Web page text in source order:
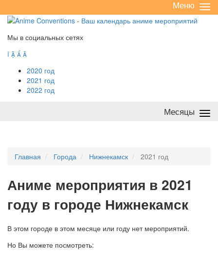
/
Меню
Мы в социальных сетях
   
2020 год
2021 год
2022 год
Месяцы
Главная Города Нижнекамск 2021 год
Аниме мероприятия в 2021
году в городе Нижнекамск
В этом городе в этом месяце или году нет мероприятий.
Но Вы можете посмотреть: